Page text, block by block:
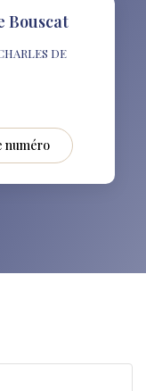
Bouscat
DE
numéro